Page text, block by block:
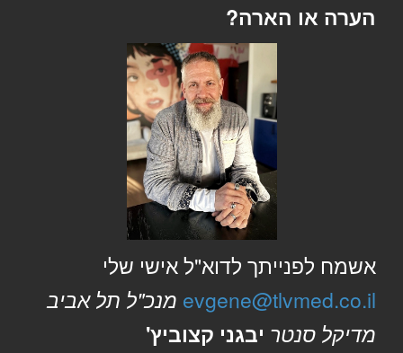
הערה או הארה?
אשמח לפנייתך לדוא"ל אישי שלי
evgene@tlvmed.co.il מנכ"ל תל אביב
מדיקל סנטר יבגני קצוביץ'